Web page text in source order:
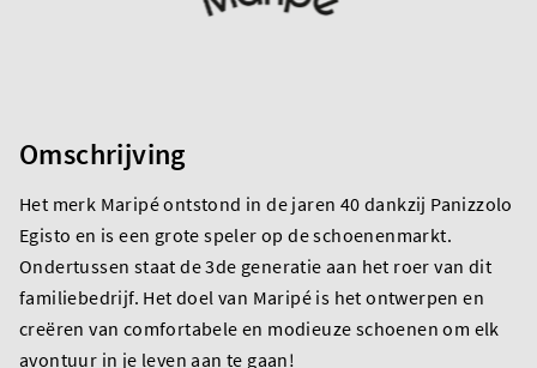
Omschrijving
Het merk Maripé ontstond in de jaren 40 dankzij Panizzolo
Egisto en is een grote speler op de schoenenmarkt.
Ondertussen staat de 3de generatie aan het roer van dit
familiebedrijf. Het doel van Maripé is het ontwerpen en
creëren van comfortabele en modieuze schoenen om elk
avontuur in je leven aan te gaan!